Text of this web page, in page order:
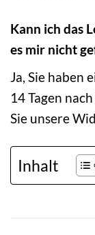
Kann ich das
es mir nicht
Ja, Sie haben
14 Tagen
Sie unsere
Inhalt